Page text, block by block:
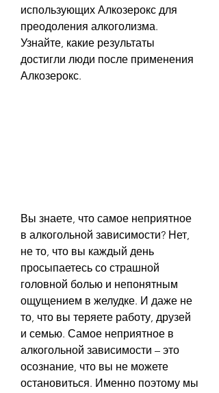
использующих Алкозерокс для
преодоления алкоголизма.
Узнайте, какие результаты
достигли люди после применения
Алкозерокс.
Вы знаете, что самое неприятное
в алкогольной зависимости? Нет,
не то, что вы каждый день
просыпаетесь со страшной
головной болью и непонятным
ощущением в желудке. И даже не
то, что вы теряете работу, друзей
и семью. Самое неприятное в
алкогольной зависимости – это
осознание, что вы не можете
остановиться. Именно поэтому мы